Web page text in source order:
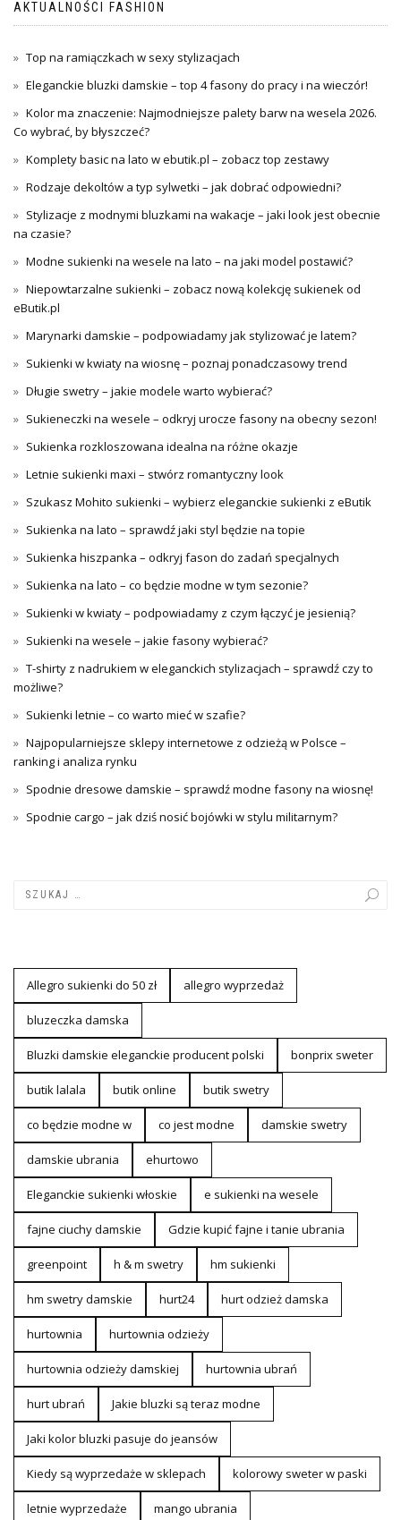
AKTUALNOŚCI FASHION
Top na ramiączkach w sexy stylizacjach
Eleganckie bluzki damskie – top 4 fasony do pracy i na wieczór!
Kolor ma znaczenie: Najmodniejsze palety barw na wesela 2026.
Co wybrać, by błyszczeć?
Komplety basic na lato w ebutik.pl – zobacz top zestawy
Rodzaje dekoltów a typ sylwetki – jak dobrać odpowiedni?
Stylizacje z modnymi bluzkami na wakacje – jaki look jest obecnie
na czasie?
Modne sukienki na wesele na lato – na jaki model postawić?
Niepowtarzalne sukienki – zobacz nową kolekcję sukienek od
eButik.pl
Marynarki damskie – podpowiadamy jak stylizować je latem?
Sukienki w kwiaty na wiosnę – poznaj ponadczasowy trend
Długie swetry – jakie modele warto wybierać?
Sukieneczki na wesele – odkryj urocze fasony na obecny sezon!
Sukienka rozkloszowana idealna na różne okazje
Letnie sukienki maxi – stwórz romantyczny look
Szukasz Mohito sukienki – wybierz eleganckie sukienki z eButik
Sukienka na lato – sprawdź jaki styl będzie na topie
Sukienka hiszpanka – odkryj fason do zadań specjalnych
Sukienka na lato – co będzie modne w tym sezonie?
Sukienki w kwiaty – podpowiadamy z czym łączyć je jesienią?
Sukienki na wesele – jakie fasony wybierać?
T-shirty z nadrukiem w eleganckich stylizacjach – sprawdź czy to
możliwe?
Sukienki letnie – co warto mieć w szafie?
Najpopularniejsze sklepy internetowe z odzieżą w Polsce –
ranking i analiza rynku
Spodnie dresowe damskie – sprawdź modne fasony na wiosnę!
Spodnie cargo – jak dziś nosić bojówki w stylu militarnym?
Allegro sukienki do 50 zł allegro wyprzedaż
bluzeczka damska
Bluzki damskie eleganckie producent polski bonprix sweter
butik lalala butik online butik swetry
co będzie modne w co jest modne damskie swetry
damskie ubrania ehurtowo
Eleganckie sukienki włoskie e sukienki na wesele
fajne ciuchy damskie Gdzie kupić fajne i tanie ubrania
greenpoint h & m swetry hm sukienki
hm swetry damskie hurt24 hurt odzież damska
hurtownia hurtownia odzieży
hurtownia odzieży damskiej hurtownia ubrań
hurt ubrań Jakie bluzki są teraz modne
Jaki kolor bluzki pasuje do jeansów
Kiedy są wyprzedaże w sklepach kolorowy sweter w paski
letnie wyprzedaże mango ubrania